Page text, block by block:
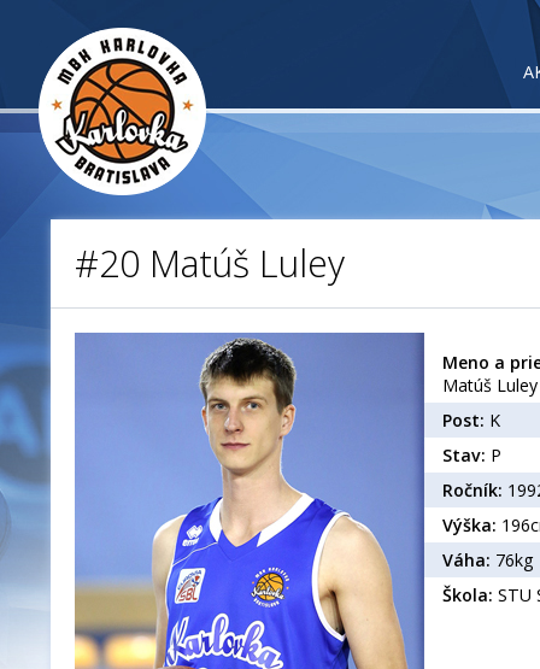
#20 Matúš Luley
Meno a
Matúš Luley
Post: K
Stav: P
Ročník:
Výška:
Váha: 76kg
Škola: STU